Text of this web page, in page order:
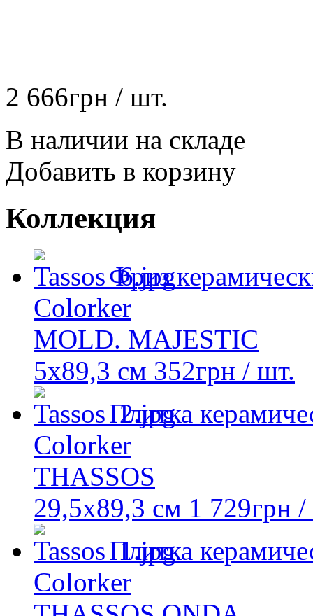
2 666грн / шт.
В наличии на складе
Добавить в корзину
Коллекция
Фриз
Colorker
MOLD. MAJESTIC
5x89,3 см 352грн / шт.
Плитка
Colorker
THASSOS
29,5х89,3 см 1 729грн /
Плитка
Colorker